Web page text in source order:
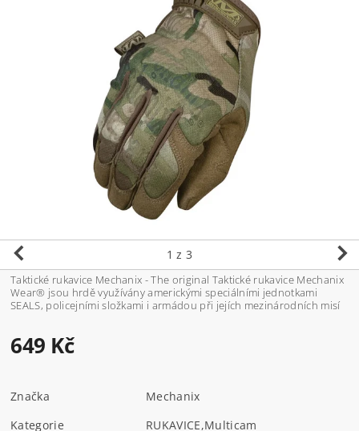
1 z 3
Taktické rukavice Mechanix - The original Taktické rukavice Mechanix
Wear® jsou hrdě využívány americkými speciálními jednotkami
SEALS, policejními složkami i armádou při jejích mezinárodních misí
649 Kč
Značka
Mechanix
Kategorie
RUKAVICE,Multicam